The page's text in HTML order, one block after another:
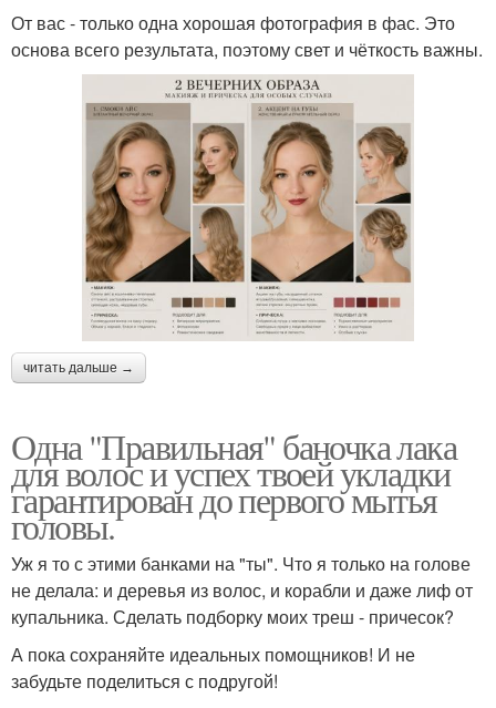
От вас - только одна хорошая фотография в фас. Это
основа всего результата, поэтому свет и чёткость важны.
читать дальше →
Одна "Правильная" баночка лака
для волос и успех твоей укладки
гарантирован до первого мытья
головы.
Уж я то с этими банками на "ты". Что я только на голове
не делала: и деревья из волос, и корабли и даже лиф от
купальника. Сделать подборку моих треш - причесок?
А пока сохраняйте идеальных помощников! И не
забудьте поделиться с подругой!